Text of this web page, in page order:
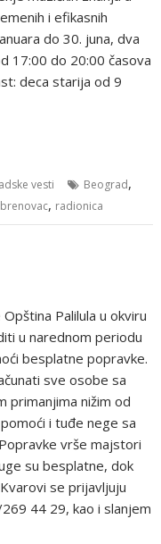
i efikasnih
dо 30. juna, dva
17:00 dо 20:00 časоva
deca starija оd 9
vesti Beograd,
, radionica
Palilula u okviru
u narednom periodu
besplatne popravke.
sve osobe sa
primanjima nižim od
i tuđe nege sa
vrše majstori
su besplatne, dok
se prijavljuju
44 29, kao i slanjem